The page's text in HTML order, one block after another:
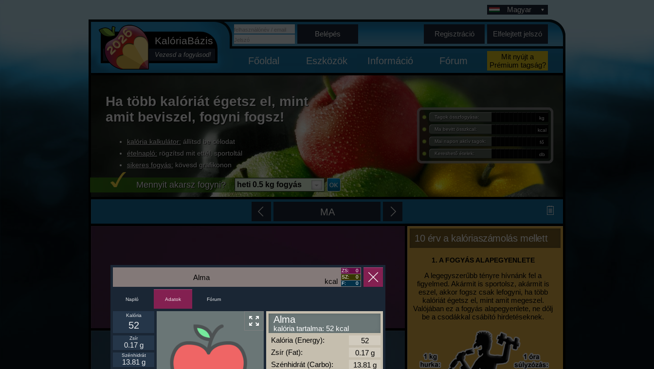
KalóriaBázis
Vezesd a fogyásod!
Magyar
Belépés Regisztráció Elfelejtett jelszó
Főoldal Eszközök Információ Fórum
Mit nyújt a
Prémium tagság?
Ha több kalóriát égetsz el, mint
amit beviszel, fogyni fogsz!
kalória kalkulátor: állítsd be célodat
ételnapló: rögzítsd mit ettél, sportoltál
sikeres fogyás: kövesd grafikonon
Tagok összfogyása: kg
Ma bevitt összkcal: kcal
Mai napon aktív tagok: fő
Kereshető ételek: db
Mennyit akarsz fogyni? heti 0.5 kg fogyás
MA
10 érv a kalóriaszámolás mellett
1. A FOGYÁS ALAPEGYENLETE
A legegyszerűbb tényre hívnánk fel a
figyelmed. Akármit is sportolsz, akármit is
eszel, akkor fogsz csak lefogyni, ha több
kalóriát égetsz el, mint amit megeszel.
Valójában ez a fogyás alapegyenlete, ne dőlj
be a csodákkal csábító hirdetéseknek.
kcal
Alma
ZS:
0
SZ:
0
F:
0
Napló Adatok Fórum
Kalória
52
Zsír
0.17 g
Szénhidrát
13.81 g
Alma
kalória tartalma: 52 kcal
Kalória (Energy):
Zsír (Fat):
Szénhidrát (Carbo):